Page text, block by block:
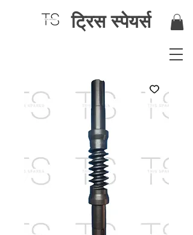
ट्रिस स्पेयर्स